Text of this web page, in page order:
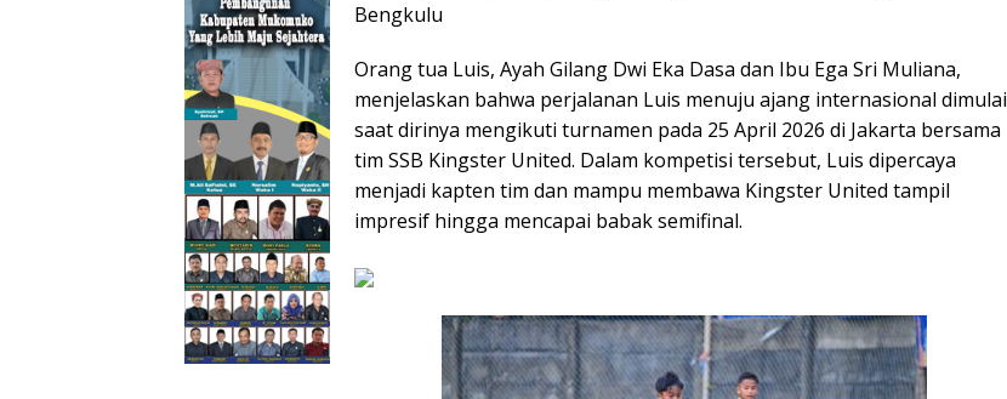
Bengkulu
Orang tua Luis, Ayah Gilang Dwi Eka Dasa dan Ibu Ega Sri Muliana,
menjelaskan bahwa perjalanan Luis menuju ajang internasional dimulai
saat dirinya mengikuti turnamen pada 25 April 2026 di Jakarta bersama
tim SSB Kingster United. Dalam kompetisi tersebut, Luis dipercaya
menjadi kapten tim dan mampu membawa Kingster United tampil
impresif hingga mencapai babak semifinal.